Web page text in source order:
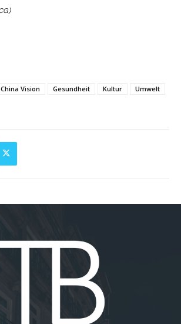
China Vision Gesundheit Kultur
Umwelt